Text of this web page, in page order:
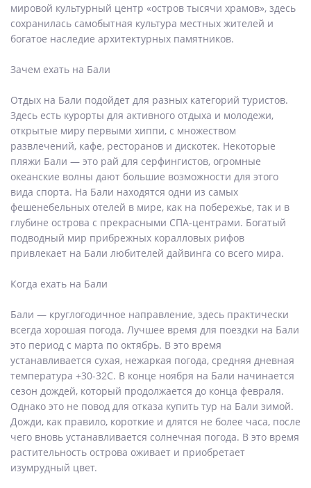
мировой культурный центр «остров тысячи храмов», здесь
сохранилась самобытная культура местных жителей и
богатое наследие архитектурных памятников.
Зачем ехать на Бали
Отдых на Бали подойдет для разных категорий туристов.
Здесь есть курорты для активного отдыха и молодежи,
открытые миру первыми хиппи, с множеством
развлечений, кафе, ресторанов и дискотек. Некоторые
пляжи Бали — это рай для серфингистов, огромные
океанские волны дают большие возможности для этого
вида спорта. На Бали находятся одни из самых
фешенебельных отелей в мире, как на побережье, так и в
глубине острова с прекрасными СПА-центрами. Богатый
подводный мир прибрежных коралловых рифов
привлекает на Бали любителей дайвинга со всего мира.
Когда ехать на Бали
Бали — круглогодичное направление, здесь практически
всегда хорошая погода. Лучшее время для поездки на Бали
это период с марта по октябрь. В это время
устанавливается сухая, нежаркая погода, средняя дневная
температура +30-32С. В конце ноября на Бали начинается
сезон дождей, который продолжается до конца февраля.
Однако это не повод для отказа купить тур на Бали зимой.
Дожди, как правило, короткие и длятся не более часа, после
чего вновь устанавливается солнечная погода. В это время
растительность острова оживает и приобретает
изумрудный цвет.